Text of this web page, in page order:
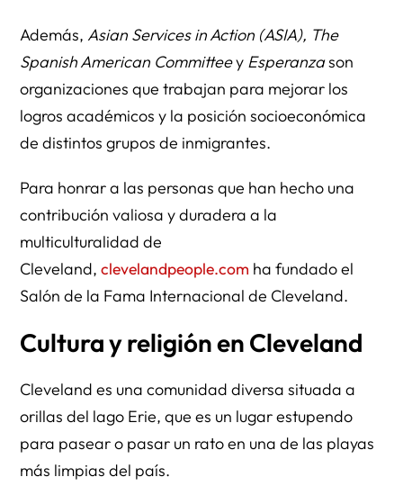
Además, Asian Services in Action (ASIA), The
Spanish American Committeey Esperanzason
organizaciones que trabajan para mejorar los
logros académicos y la posición socioeconómica
de distintos grupos de inmigrantes.
Para honrar a las personas que han hecho una
contribución valiosa y duradera a la
multiculturalidad de
Cleveland,clevelandpeople.com ha fundado el
Salón de la Fama Internacional de Cleveland.
Cultura y religión en Cleveland
Cleveland es una comunidad diversa situada a
orillas del lago Erie, que es un lugar estupendo
para pasear o pasar un rato en una de las playas
más limpias del país.